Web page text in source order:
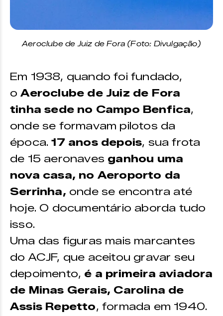
Aeroclube de Juiz de Fora (Foto: Divulgação)
Em 1938, quando foi fundado,
o Aeroclube de Juiz de Fora
tinha sede no Campo Benfica,
onde se formavam pilotos da
época.17 anos depois, sua frota
de 15 aeronaves ganhou uma
nova casa, no Aeroporto da
Serrinha, onde se encontra até
hoje. O documentário aborda tudo
isso.
Uma das figuras mais marcantes
do ACJF, que aceitou gravar seu
depoimento, é a primeira aviadora
de Minas Gerais, Carolina de
Assis Repetto, formada em 1940.